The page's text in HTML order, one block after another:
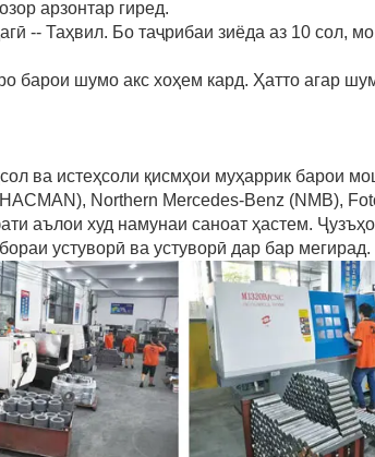
арзонтар гиред.
-- Таҳвил. Бо таҷрибаи зиёда аз 10 сол,
барои шумо акс хоҳем кард. Ҳатто агар
ва истеҳсоли қисмҳои муҳаррик барои
Northern Mercedes-Benz (NMB),
аълои худ намунаи саноат ҳастем.
устуворӣ ва устуворӣ дар бар мегирад.